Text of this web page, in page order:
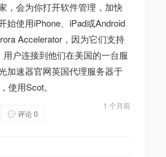
，会为你打开软件管理，加快
始使用iPhone、iPad或Android
Accelerator，因为它们支持
用户连接到他们在美国的一台服
加速器官网英国代理服务器于
使用Scot。
1 个月前
评论 0